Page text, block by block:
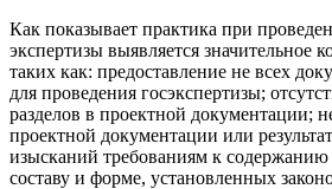
Как показывает практика при
экспертизы выявляется значительное
таких как: предоставление не всех
для проведения госэкспертизы;
разделов в проектной документации;
проектной документации или
изысканий требованиям к содержанию
составу и форме, установленных